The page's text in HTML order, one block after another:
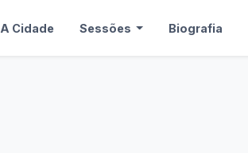
A Cidade Sessões Biografia